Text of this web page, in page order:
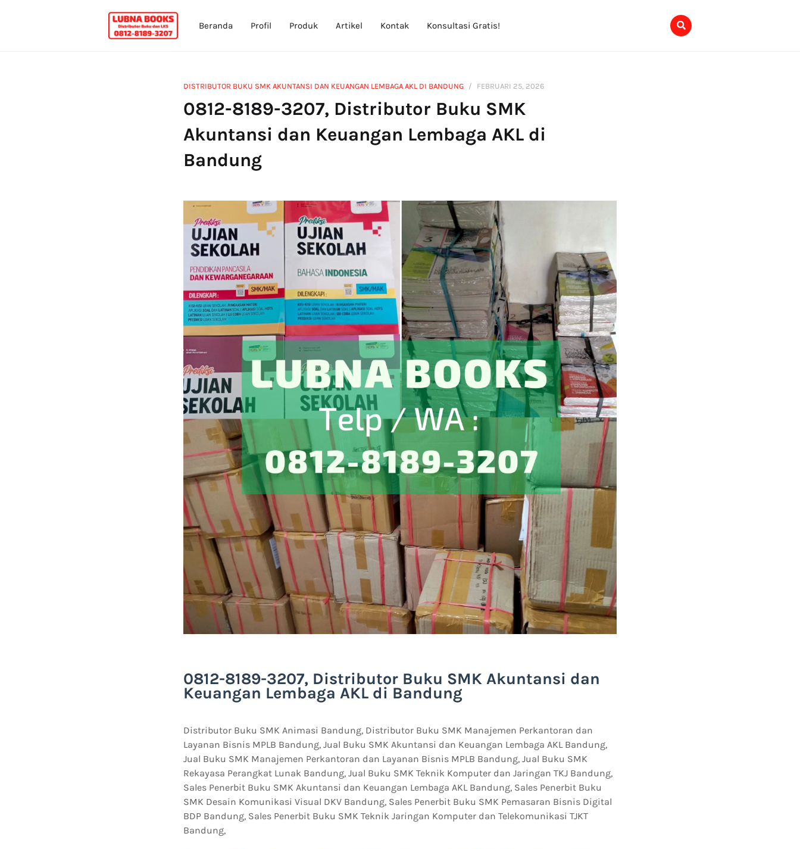
Beranda Profil Produk Artikel Kontak Konsultasi Gratis!
DISTRIBUTOR BUKU SMK AKUNTANSI DAN KEUANGAN LEMBAGA AKL DI BANDUNG FEBRUARI 25, 2026
0812-8189-3207, Distributor Buku SMK
Akuntansi dan Keuangan Lembaga AKL di
Bandung
0812-8189-3207, Distributor Buku SMK Akuntansi dan
Keuangan Lembaga AKL di Bandung
Distributor Buku SMK Animasi Bandung, Distributor Buku SMK Manajemen Perkantoran dan
Layanan Bisnis MPLB Bandung, Jual Buku SMK Akuntansi dan Keuangan Lembaga AKL Bandung,
Jual Buku SMK Manajemen Perkantoran dan Layanan Bisnis MPLB Bandung, Jual Buku SMK
Rekayasa Perangkat Lunak Bandung, Jual Buku SMK Teknik Komputer dan Jaringan TKJ Bandung,
Sales Penerbit Buku SMK Akuntansi dan Keuangan Lembaga AKL Bandung, Sales Penerbit Buku
SMK Desain Komunikasi Visual DKV Bandung, Sales Penerbit Buku SMK Pemasaran Bisnis Digital
BDP Bandung, Sales Penerbit Buku SMK Teknik Jaringan Komputer dan Telekomunikasi TJKT
Bandung,